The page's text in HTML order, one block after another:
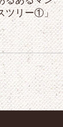
ツリー①」